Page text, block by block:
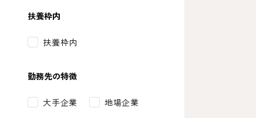
扶養枠内
扶養枠内
勤務先の特徴
大手企業 地場企業